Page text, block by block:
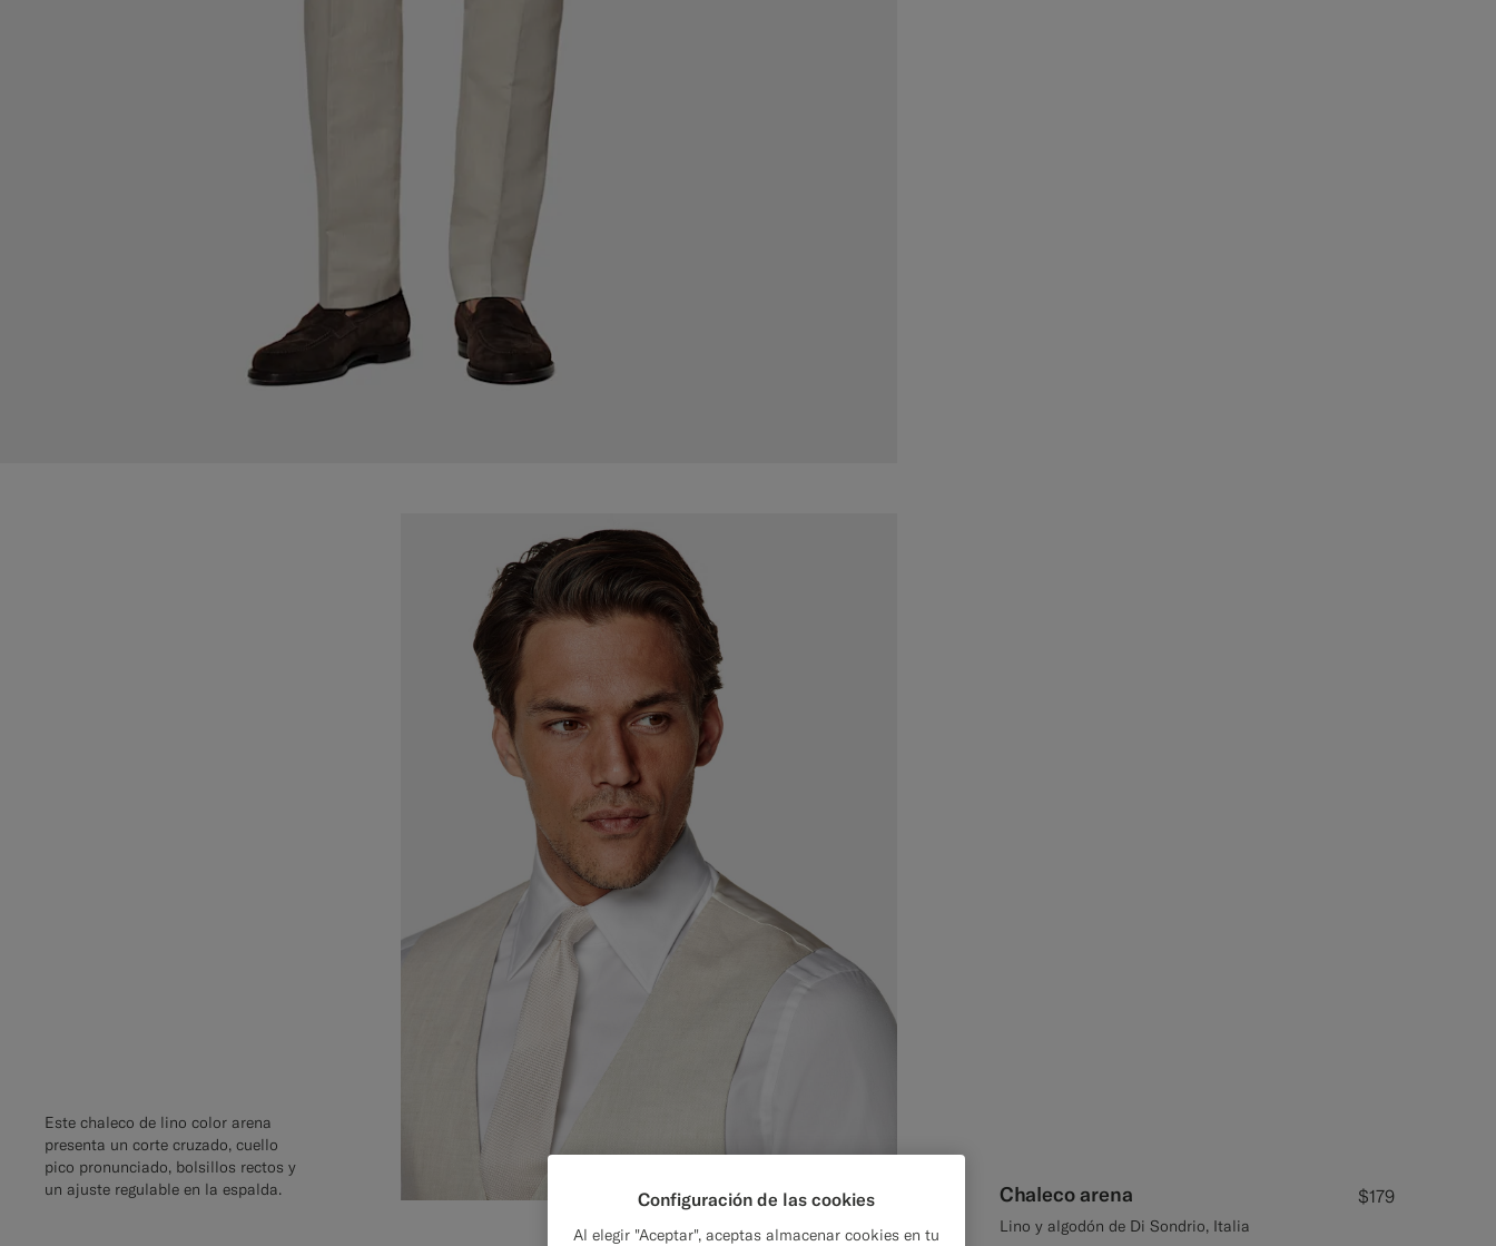
Chaleco arena $179
Lino y algodón de Di Sondrio, Italia
Este chaleco de lino color arena
presenta un corte cruzado, cuello
pico pronunciado, bolsillos rectos y
un ajuste regulable en la espalda.
Configuración de las cookies
Al elegir "Aceptar", aceptas almacenar cookies en tu